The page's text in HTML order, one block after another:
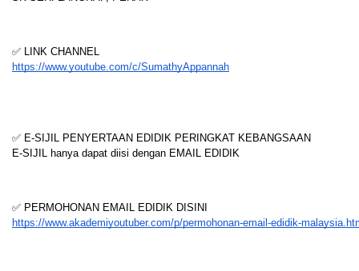
✅ LINK CHANNEL
https://www.youtube.com/c/SumathyAppannah
✅ E-SIJIL PENYERTAAN EDIDIK PERINGKAT KEBANGSAAN
E-SIJIL hanya dapat diisi dengan EMAIL EDIDIK
✅ PERMOHONAN EMAIL EDIDIK DISINI
https://www.akademiyoutuber.com/p/permohonan-email-edidik-